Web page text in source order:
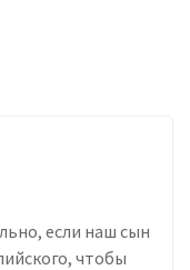
если наш сын
чтобы